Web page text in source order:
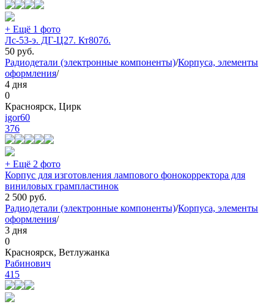
+ Ещё 1 фото
Лс-53-э. ДГ-Ц27. Кт807б.
50 руб.
Радиодетали (электронные компоненты)/Корпуса, элементы
оформления/
4 дня
0
Красноярск, Цирк
igor60
376
+ Ещё 2 фото
Корпус для изготовления лампового фонокорректора для
виниловых грампластинок
2 500 руб.
Радиодетали (электронные компоненты)/Корпуса, элементы
оформления/
3 дня
0
Красноярск, Ветлужанка
Рабинович
415